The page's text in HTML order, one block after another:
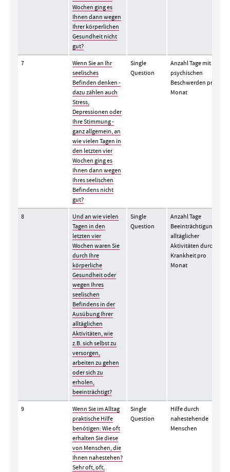
Wochen ging es
Ihnen dann wegen
Ihrer körperlichen
Gesundheit nicht
gut?
7
Wenn Sie an Ihr
seelisches
Befinden denken -
dazu zählen auch
Stress,
Depressionen oder
Ihre Stimmung -
ganz allgemein, an
wie vielen Tagen in
den letzten vier
Wochen ging es
Ihnen dann wegen
Ihres seelischen
Befindens nicht
gut?
Single
Question
Anzahl Tage mit
psychischen
Beschwerden pro
Monat
8
Und an wie vielen
Tagen in den
letzten vier
Wochen waren Sie
durch Ihre
körperliche
Gesundheit oder
wegen Ihres
seelischen
Befindens in der
Ausübung Ihrer
alltäglichen
Aktivitäten, wie
z.B. sich selbst zu
versorgen,
arbeiten zu gehen
oder sich zu
erholen,
beeinträchtigt?
Single
Question
Anzahl Tage
Beeinträchtigung
alltäglicher
Aktivitäten durch
Krankheit pro
Monat
9
Wenn Sie im Alltag
praktische Hilfe
benötigen: Wie oft
erhalten Sie diese
von Menschen, die
Ihnen nahestehen?
Sehr oft, oft,
Single
Question
Hilfe durch
nahestehende
Menschen